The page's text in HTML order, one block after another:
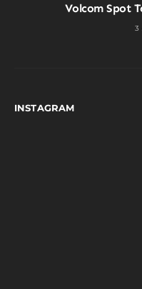
Volcom Spot
3
INSTAGRAM